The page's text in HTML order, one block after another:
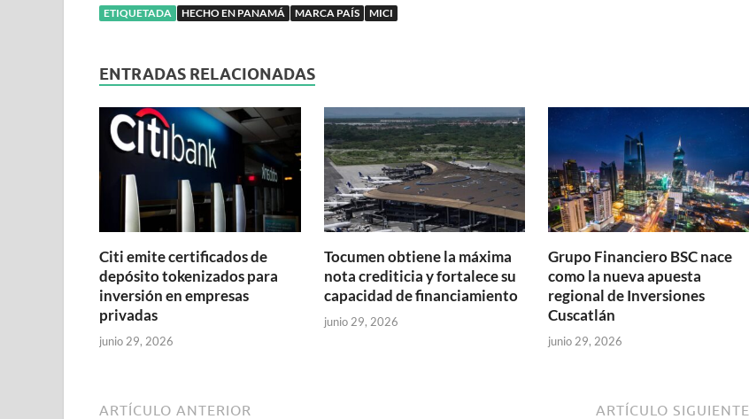
ETIQUETADA HECHO EN PANAMÁ MARCA PAÍS MICI
ENTRADAS RELACIONADAS
Citi emite certificados de
depósito tokenizados para
inversión en empresas
privadas
junio 29, 2026
Tocumen obtiene la máxima
nota crediticia y fortalece su
capacidad de financiamiento
junio 29, 2026
Grupo Financiero BSC nace
como la nueva apuesta
regional de Inversiones
Cuscatlán
junio 29, 2026
ARTÍCULO ANTERIOR ARTÍCULO SIGUIENTE